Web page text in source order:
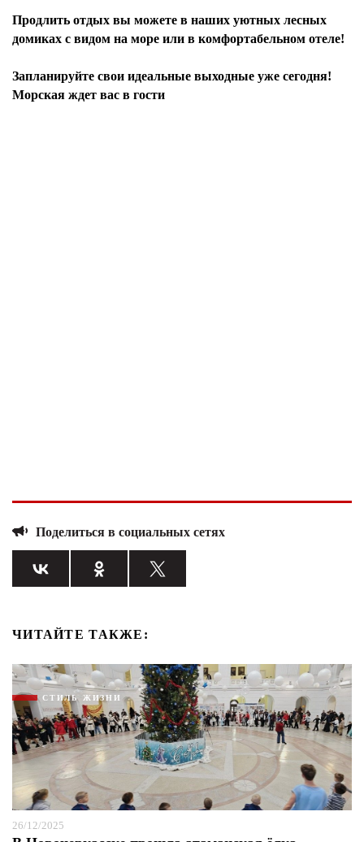
Продлить отдых вы можете в наших уютных лесных
домиках с видом на море или в комфортабельном отеле!
Запланируйте свои идеальные выходные уже сегодня!
Морская ждет вас в гости
Поделиться в социальных сетях
ЧИТАЙТЕ ТАКЖЕ:
СТИЛЬ ЖИЗНИ
26/12/2025